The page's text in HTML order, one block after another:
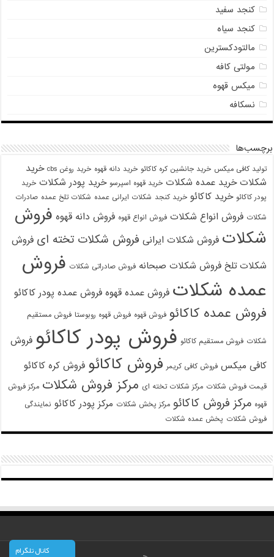
کنجد سفید
کنجد سیاه
مالتودکسترین
مولتی کافه
میکس قهوه
نسکافه
برچسب‌ها
تولید کافی میکس خرید جانشین کره کاکائو خرید دانه قهوه خرید روغن cbs
خرید
شکلات خرید عمده شکلات خرید قهوه اسپرسو خرید پودر شکلات خرید
پودر کاکائو خرید کاکائو خرید کنجد شکلات ایرانی عمده شکلات تلخ عمده صادرات
شکلات فروش انواع شکلات فروش انواع قهوه فروش دانه قهوه فروش
شکلات فروش شکلات ایرانی فروش شکلات تخته ای فروش
شکلات تلخ فروش شکلات صبحانه فروش صادراتی شکلات فروش
عمده شکلات فروش عمده قهوه فروش عمده پودر کاکائو
فروش عمده کاکائو فروش قهوه فروش قهوه روبوستا فروش مستقیم
شکلات فروش مستقیم کاکائو فروش پودر کاکائو فروش
کافی میکس فروش کافی کریمر فروش کاکائو فروش کره کاکائو
قیمت فروش شکلات مرکز شکلات تخته ای مرکز فروش شکلات مرکز فروش
قهوه مرکز فروش کاکائو مرکز پخش شکلات مرکز پودر کاکائو نمایندگی
فروش شکلات پخش عمده شکلات
کانال تلگرام